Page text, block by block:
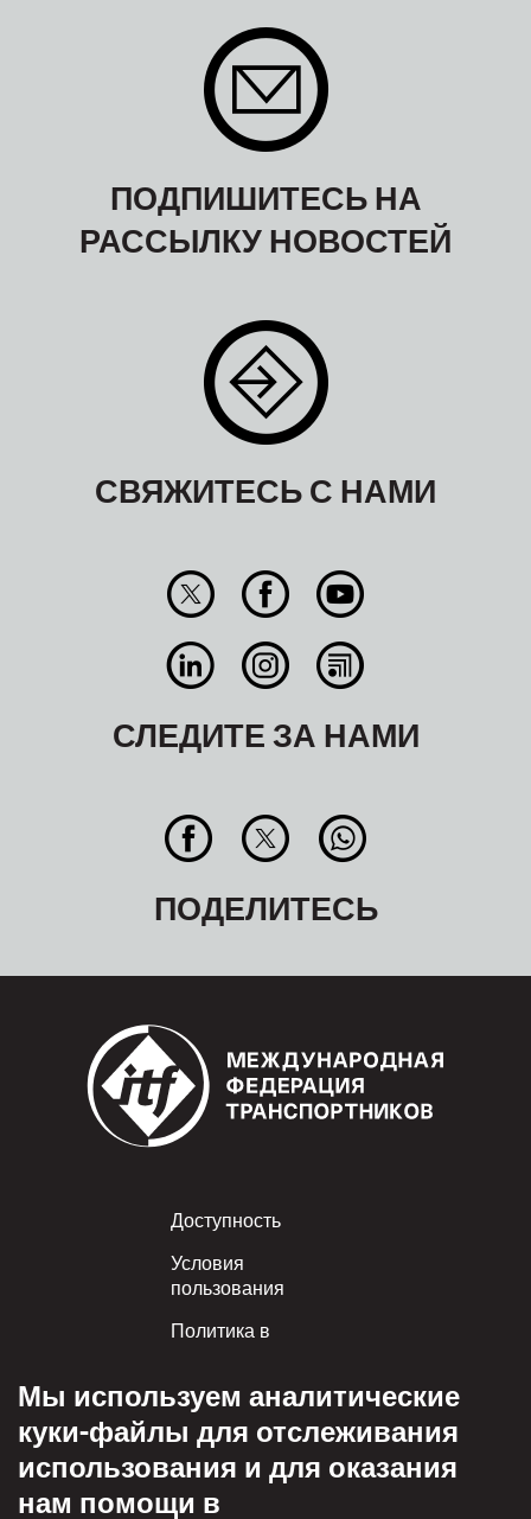
ПОДПИШИТЕСЬ НА
РАССЫЛКУ НОВОСТЕЙ
СВЯЖИТЕСЬ С НАМИ
СЛЕДИТЕ ЗА НАМИ
ПОДЕЛИТЕСЬ
Footer
Доступность
Условия
пользования
Политика в
Приемлемое
пользование
Мы используем аналитические
куки-файлы для отслеживания
использования и для оказания
нам помощи в